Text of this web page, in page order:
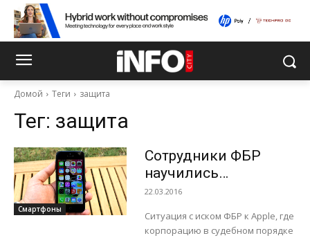
Домой Теги защита
Тег: защита
Смартфоны
Сотрудники ФБР
научились
разблокировать
самостоятельно
22.03.2016
Ситуация с иском ФБР к Apple, где
корпорацию в судебном порядке